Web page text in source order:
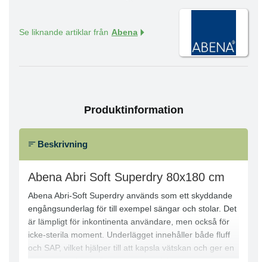
Se liknande artiklar från Abena
Produktinformation
Beskrivning
Abena Abri Soft Superdry 80x180 cm
Abena Abri-Soft Superdry används som ett skyddande
engångsunderlag för till exempel sängar och stolar. Det
är lämpligt för inkontinenta användare, men också för
icke-sterila moment. Underlägget innehåller både fluff
och SAP, vilket hjälper till att kapsla vätskan och ger en